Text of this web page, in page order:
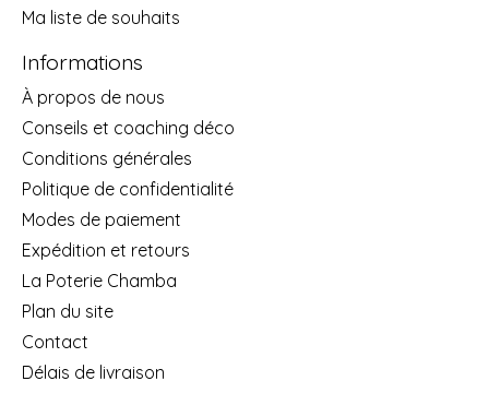
Ma liste de souhaits
Informations
À propos de nous
Conseils et coaching déco
Conditions générales
Politique de confidentialité
Modes de paiement
Expédition et retours
La Poterie Chamba
Plan du site
Contact
Délais de livraison